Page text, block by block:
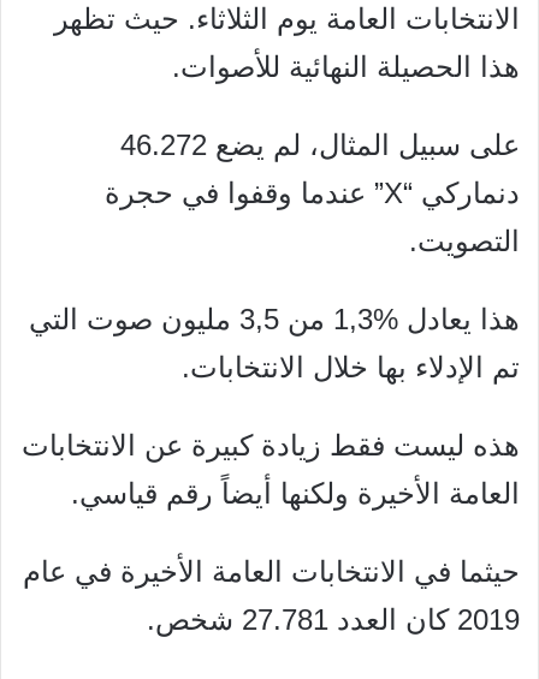
الانتخابات العامة يوم الثلاثاء. حيث تظهر
هذا الحصيلة النهائية للأصوات.
على سبيل المثال، لم يضع 46.272
دنماركي “X” عندما وقفوا في حجرة
التصويت.
هذا يعادل %1,3 من 3,5 مليون صوت التي
تم الإدلاء بها خلال الانتخابات.
هذه ليست فقط زيادة كبيرة عن الانتخابات
العامة الأخيرة ولكنها أيضاً رقم قياسي.
حيثما في الانتخابات العامة الأخيرة في عام
2019 كان العدد 27.781 شخص.